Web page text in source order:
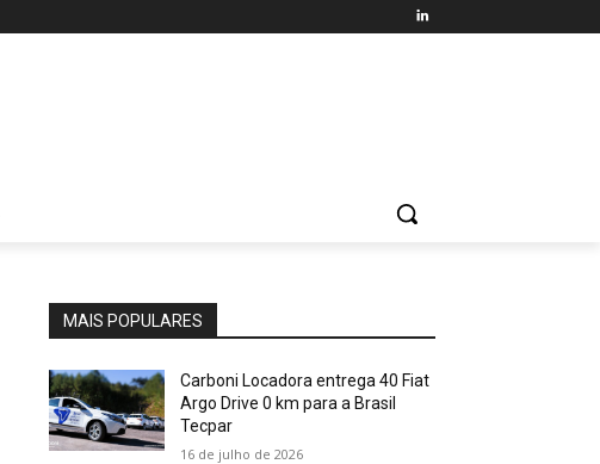
MAIS POPULARES
Carboni Locadora entrega 40 Fiat
Argo Drive 0 km para a Brasil
Tecpar
16 de julho de 2026